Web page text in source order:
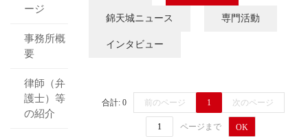
ージ
事務所概
要
律師（弁
護士）等
の紹介
錦天城ニュース 専門活動
インタビュー
合計: 0 前のページ 1 次のページ
ページまで OK